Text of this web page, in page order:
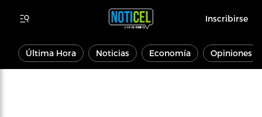
Inscribirse
Última Hora Noticias Economía Opiniones